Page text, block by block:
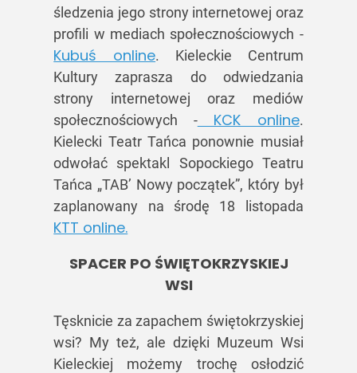
śledzenia jego strony internetowej oraz
profili w mediach społecznościowych -
Kubuś online. Kieleckie Centrum
Kultury zaprasza do odwiedzania
strony internetowej oraz mediów
społecznościowych -KCK online.
Kielecki Teatr Tańca ponownie musiał
odwołać spektakl Sopockiego Teatru
Tańca „TAB’ Nowy początek”, który był
zaplanowany na środę 18 listopada
KTT online.
SPACER PO ŚWIĘTOKRZYSKIEJ
WSI
Tęsknicie za zapachem świętokrzyskiej
wsi? My też, ale dzięki Muzeum Wsi
Kieleckiej możemy trochę osłodzić